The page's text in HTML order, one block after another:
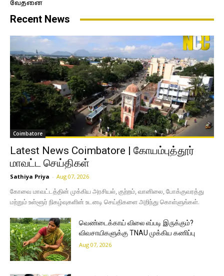
வேதனை
Recent News
Coimbatore
Latest News Coimbatore | கோயம்புத்தூர்
மாவட்ட செய்திகள்
Sathiya Priya - Aug 07, 2026
கோவை மாவட்டத்தின் முக்கிய அரசியல், குற்றம், வானிலை, போக்குவரத்து
மற்றும் உள்ளூர் நிகழ்வுகளின் உடனடி செய்திகளை அறிந்து கொள்ளுங்கள்.
வெண்டைக்காய் விலை எப்படி இருக்கும்?
விவசாயிகளுக்கு TNAU முக்கிய கணிப்பு
Aug 07, 2026